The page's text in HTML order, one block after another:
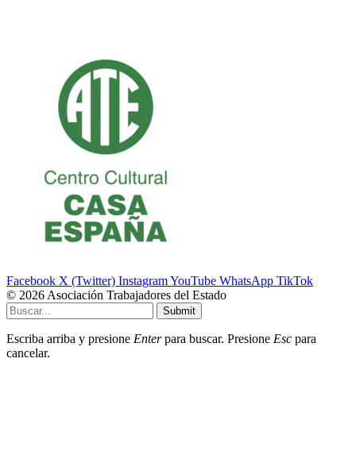
Facebook X (Twitter) InstagramYouTube WhatsApp TikTok
© 2026 Asociación Trabajadores del Estado
Submit
Escriba arriba y presione Enterpara buscar. Presione Esc para
cancelar.